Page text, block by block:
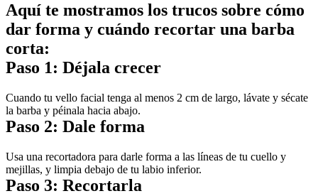
Aquí te mostramos los trucos sobre cómo
dar forma y cuándo recortar una barba
corta:
Paso 1: Déjala crecer
Cuando tu vello facial tenga al menos 2 cm de largo, lávate y sécate
la barba y péinala hacia abajo.
Paso 2: Dale forma
Usa una recortadora para darle forma a las líneas de tu cuello y
mejillas, y limpia debajo de tu labio inferior.
Paso 3: Recortarla